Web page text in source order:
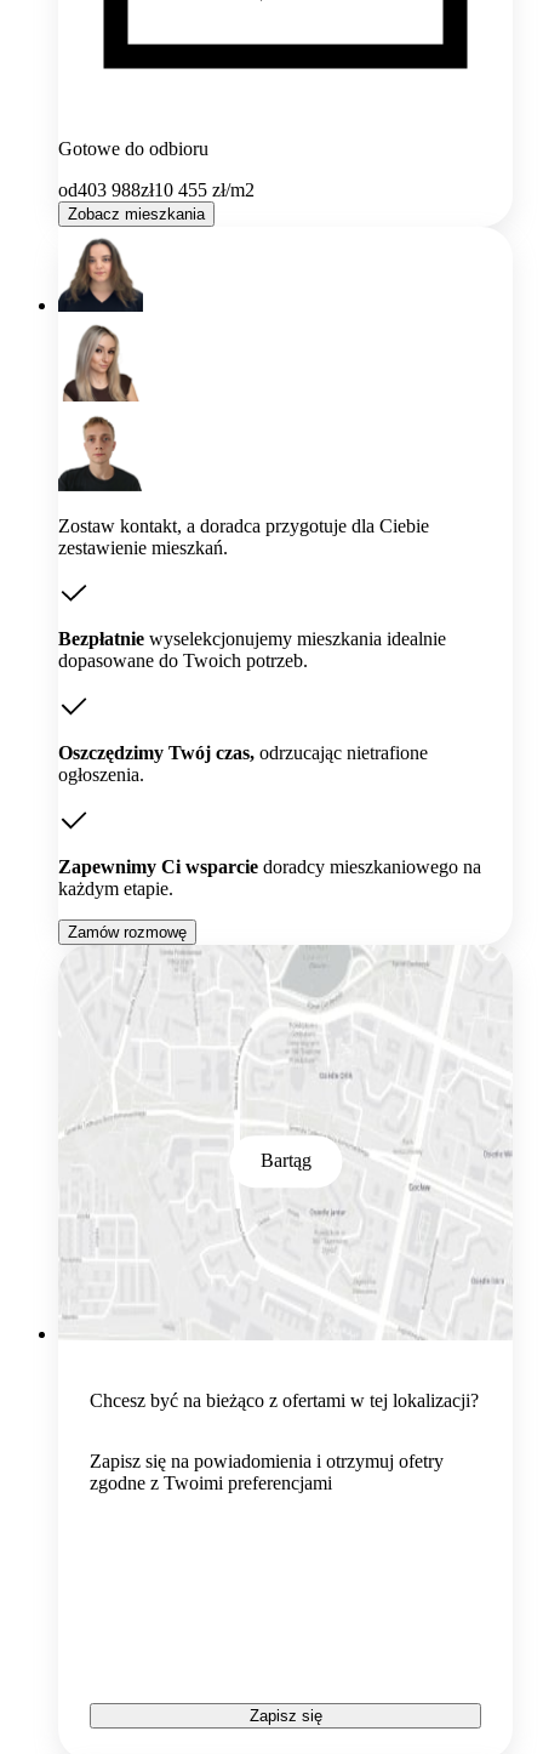
Gotowe do odbioru
od403 988zł10 455 zł/m2
Zobacz mieszkania
Zostaw kontakt, a doradca przygotuje dla Ciebie
zestawienie mieszkań.
Bezpłatnie wyselekcjonujemy mieszkania idealnie
dopasowane do Twoich potrzeb.
Oszczędzimy Twój czas, odrzucając nietrafione
ogłoszenia.
Zapewnimy Ci wsparcie doradcy mieszkaniowego na
każdym etapie.
Zamów rozmowę
Bartąg
Chcesz być na bieżąco z ofertami w tej lokalizacji?
Zapisz się na powiadomienia i otrzymuj ofetry
zgodne z Twoimi preferencjami
Zapisz się